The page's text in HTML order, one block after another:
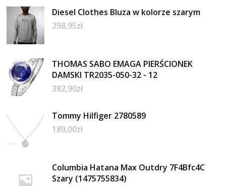
Diesel Clothes Bluza w kolorze szarym
298,95zł
THOMAS SABO EMAGA PIERŚCIONEK
DAMSKI TR2035-050-32 - 12
382,90zł
Tommy Hilfiger 2780589
189,00zł
Columbia Hatana Max Outdry 7F4Bfc4C
Szary (1475755834)